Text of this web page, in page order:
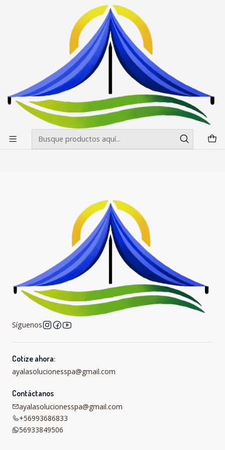
Envíos gratis desde $500.000 en Santiago
Pendones Roller Pendon Roller 150x200
Pendon Roller 150x200
Pendon Roller 150X200
$91.800 CLP
Síguenos
Cotize ahora:
ayalasolucionesspa@gmail.com
Contáctanos
ayalasolucionesspa@gmail.com
+56993686833
56933849506